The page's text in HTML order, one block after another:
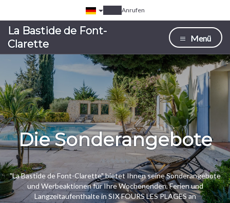
Anrufen
La Bastide de Font-
Clarette
Menü
Die Sonderangebote
"La Bastide de Font-Clarette" bietet Ihnen seine Sonderangebote
und Werbeaktionen für Ihre Wochenenden, Ferien und
Langzeitaufenthalte in SIX FOURS LES PLAGES an